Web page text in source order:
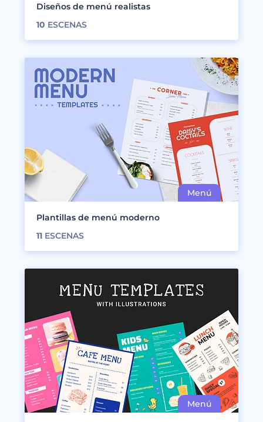
Diseños de menú realistas
10 ESCENAS
Plantillas de menú moderno
11 ESCENAS